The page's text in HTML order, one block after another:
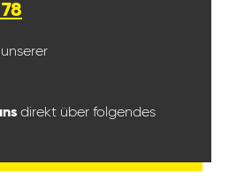
direkt über folgendes